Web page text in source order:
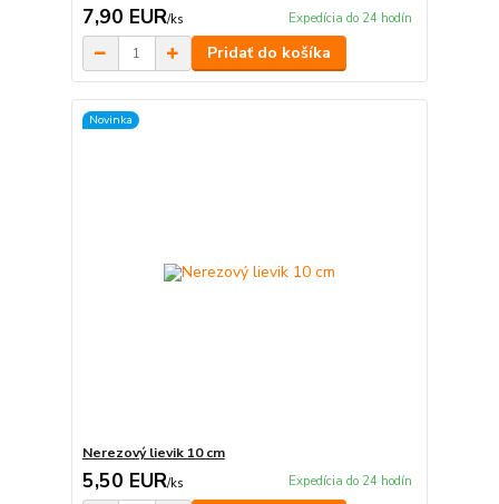
7,90 EUR/ks Expedícia do 24 hodín
Pridať do košíka
Novinka
Nerezový lievik 10 cm
5,50 EUR/ks Expedícia do 24 hodín